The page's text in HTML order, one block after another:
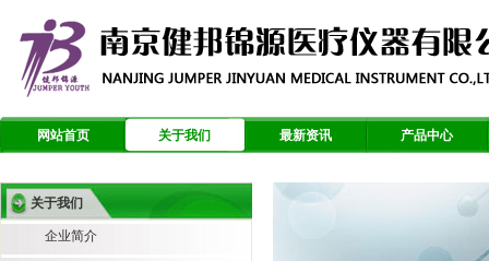
网站首页 关于我们 最新资讯 产品中心
关于我们
企业简介